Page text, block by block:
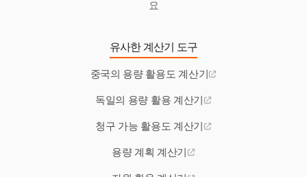
요
유사한 계산기 도구
중국의 용량 활용도 계산기
독일의 용량 활용 계산기
청구 가능 활용도 계산기
용량 계획 계산기